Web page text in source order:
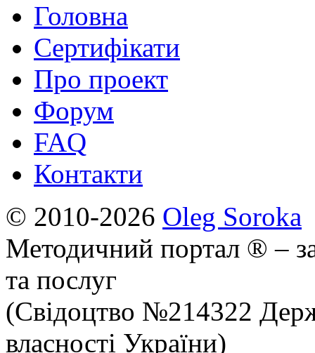
Головна
Сертифікати
Про проект
Форум
FAQ
Контакти
© 2010-2026 Oleg Soroka
Методичний портал ® –
та послуг
(Свідоцтво №214322
власності України)